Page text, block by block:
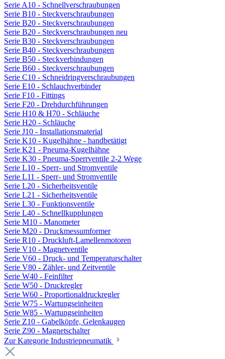
Serie A10 - Schnellverschraubungen
Serie B10 - Steckverschraubungen
Serie B20 - Steckverschraubungen
Serie B20 - Steckverschraubungen neu
Serie B30 - Steckverschraubungen
Serie B40 - Steckverschraubungen
Serie B50 - Steckverbindungen
Serie B60 - Steckverschraubungen
Serie C10 - Schneidringverschraubungen
Serie E10 - Schlauchverbinder
Serie F10 - Fittings
Serie F20 - Drehdurchführungen
Serie H10 & H70 - Schläuche
Serie H20 - Schläuche
Serie J10 - Installationsmaterial
Serie K10 - Kugelhähne - handbetätigt
Serie K21 - Pneuma-Kugelhähne
Serie K30 - Pneuma-Sperrventile 2-2 Wege
Serie L10 - Sperr- und Stromventile
Serie L11 - Sperr- und Stromventile
Serie L20 - Sicherheitsventile
Serie L21 - Sicherheitsventile
Serie L30 - Funktionsventile
Serie L40 - Schnellkupplungen
Serie M10 - Manometer
Serie M20 - Druckmessumformer
Serie R10 - Druckluft-Lamellenmotoren
Serie V10 - Magnetventile
Serie V60 - Druck- und Temperaturschalter
Serie V80 - Zähler- und Zeitventile
Serie W40 - Feinfilter
Serie W50 - Druckregler
Serie W60 - Proportionaldruckregler
Serie W75 - Wartungseinheiten
Serie W85 - Wartungseinheiten
Serie Z10 - Gabelköpfe, Gelenkaugen
Serie Z90 - Magnetschalter
Zur Kategorie Industriepneumatik